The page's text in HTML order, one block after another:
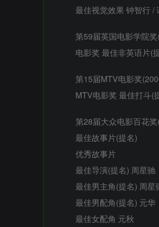
最佳视觉效果 钟智行 /
第59届英国电影学院奖
电影奖 最佳非英语片(提
第15届MTV电影奖
MTV电影奖 最佳打斗(
第28届大众电影百花奖
最佳故事片(提名)
优秀故事片
最佳导演(提名) 周星驰
最佳男主角(提名) 周星
最佳男配角(提名) 元华
最佳女配角 元秋